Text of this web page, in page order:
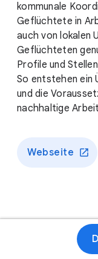
kommunale
Geflüchtete in
auch von lokalen
Geflüchteten
Profile und
So entstehen ein
und die
nachhaltige
Webseite